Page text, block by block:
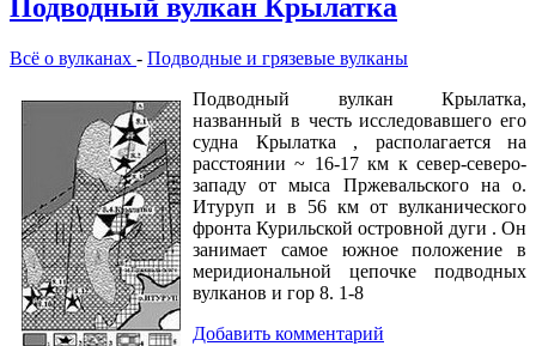
Подводный вулкан Крылатка
Всё о вулканах - Подводные и грязевые вулканы
Подводный вулкан Крылатка,
названный в честь исследовавшего его
судна Крылатка , располагается на
расстоянии ~ 16-17 км к север-северо-
западу от мыса Пржевальского на о.
Итуруп и в 56 км от вулканического
фронта Курильской островной дуги . Он
занимает самое южное положение в
меридиональной цепочке подводных
вулканов и гор 8. 1-8
Добавить комментарий